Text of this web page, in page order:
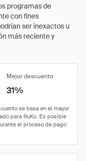
programas de
con fines
ser inexactos u
más reciente y
Mejor descuento
31%